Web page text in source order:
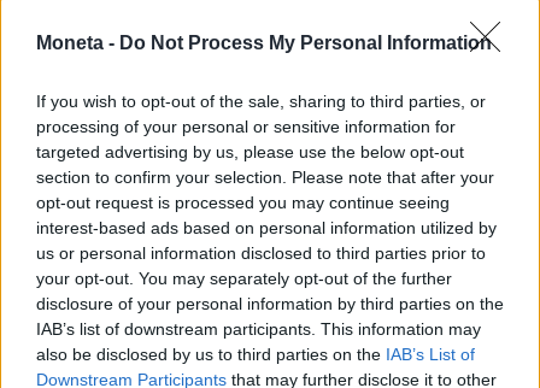
Moneta - Do Not Process My Personal Information
If you wish to opt-out of the sale, sharing to third parties, or
processing of your personal or sensitive information for
targeted advertising by us, please use the below opt-out
section to confirm your selection. Please note that after your
opt-out request is processed you may continue seeing
interest-based ads based on personal information utilized by
us or personal information disclosed to third parties prior to
your opt-out. You may separately opt-out of the further
disclosure of your personal information by third parties on the
IAB’s list of downstream participants. This information may
also be disclosed by us to third parties on the IAB’s List of
Downstream Participants that may further disclose it to other
I computer quantistici minacciano la
sicurezza delle criptovalute
© RIPRODUZIONE RISERVATA
imprese investimenti lavoro